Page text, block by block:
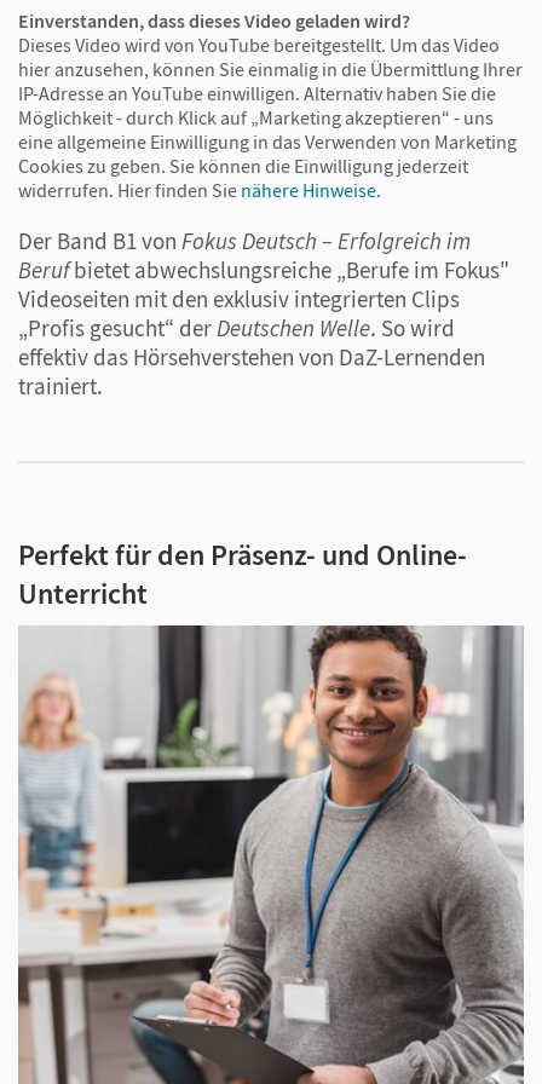
Eine starke Reihe für Berufssprachkurse
Der Band B1 vermittelt die Sprachkenntnisse für
die alltägliche Berufskommunikation.
Der Brückenkurs B1+ reaktiviert Wortschatz,
Redemittel und Grammatik der Niveaustufe B1
und gewährleistet damit einen sanften Einstieg
in das berufsorientierte Deutschlernen mit
Fokus DeutschB2.
Der Band B2 umfasst ein solides
Bewerbungstraining (Telefonieren, Verhandeln,
Schriftverkehr im Arbeitsalltag) und baut mit
Aufgaben die Deutschkenntnisse Ihrer
aus.
Der Abschlussband C1 bereitet die Lernenden
auf die Bewältigung komplexerer
kommunikativer Aufgaben in Alltag und im
Beruf vor und vermittelt Sprachkenntnisse, die
für die Ausübung höher qualifizierter Berufe
vorausgesetzt werden.
Einverstanden, dass dieses Video geladen wird?
Dieses Video wird von YouTube bereitgestellt. Um das Video
hier anzusehen, können Sie einmalig in die Übermittlung Ihrer
IP-Adresse an YouTube einwilligen. Alternativ haben Sie die
Möglichkeit - durch Klick auf „Marketing akzeptieren“ - uns
eine allgemeine Einwilligung in das Verwenden von Marketing
Cookies zu geben. Sie können die Einwilligung jederzeit
widerrufen. Hier finden Sie nähere Hinweise.
Der Band B1 von Fokus Deutsch – Erfolgreich im
Berufbietet abwechslungsreiche „Berufe im Fokus"
Videoseiten mit den exklusiv integrierten Clips
„Profis gesucht“ derDeutschen Welle. So wird
effektiv das Hörsehverstehen von DaZ-Lernenden
trainiert.
Perfekt für den Präsenz- und Online-
Unterricht